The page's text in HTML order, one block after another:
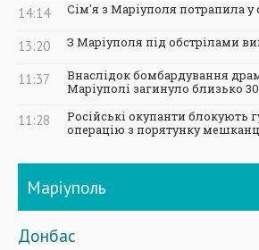
14:14 Сім'я з Маріуполя потрапила
13:20 З Маріуполя під обстрілами
11:37
Внаслідок бомбардування
Маріуполі загинуло близько
11:28
Російські окупанти блокують
операцію з порятунку
Маріуполь
Донбас